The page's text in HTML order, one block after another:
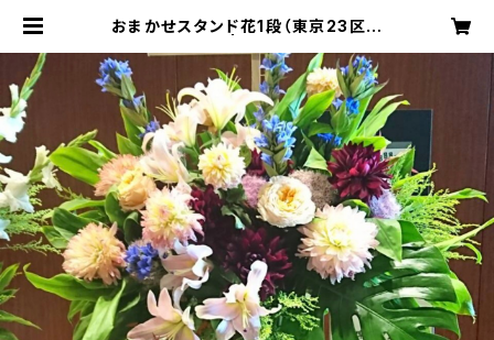
おまかせスタンド花1段（東京23区送